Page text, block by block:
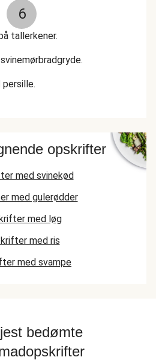
6
tallerkener.
persille.
opskrifter
med svinekød
med gulerødder
med løg
med ris
med svampe
bedømte